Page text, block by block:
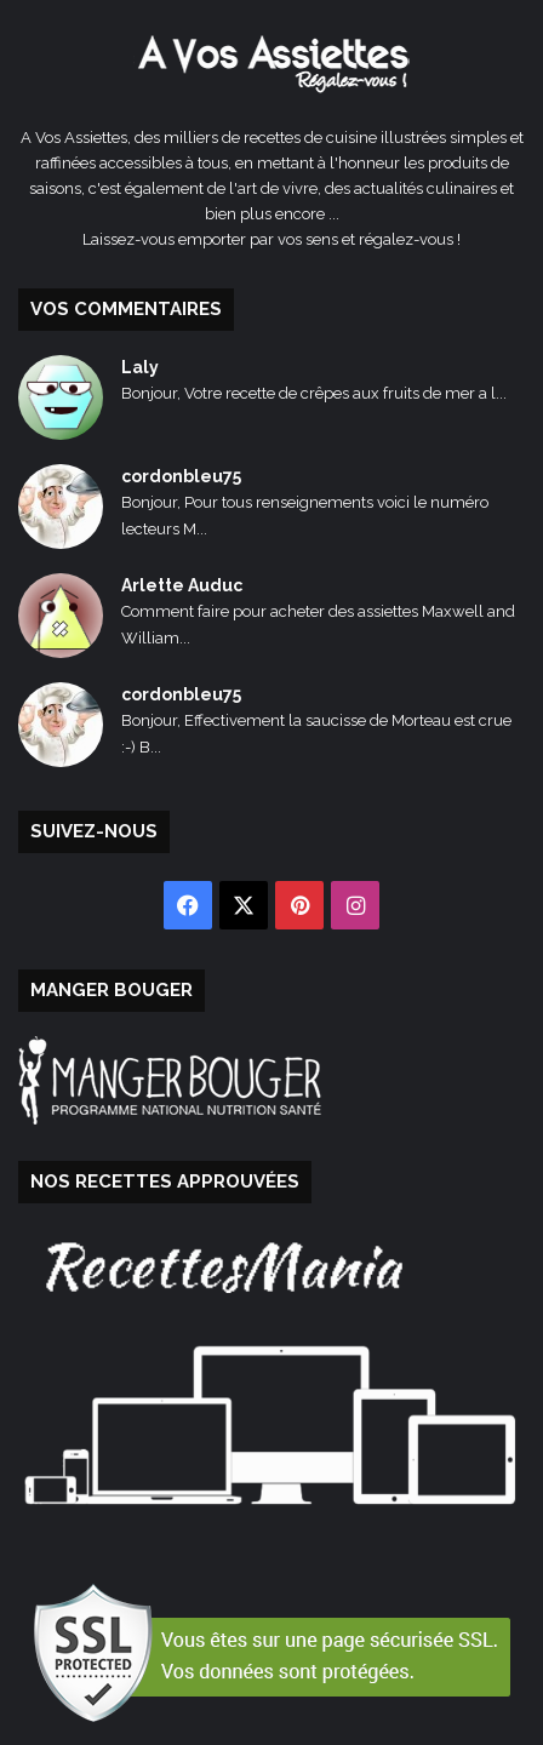
A Vos Assiettes, des milliers de recettes de cuisine illustrées simples et
raffinées accessibles à tous, en mettant à l'honneur les produits de
saisons, c'est également de l'art de vivre, des actualités culinaires et
bien plus encore ...
Laissez-vous emporter par vos sens et régalez-vous !
VOS COMMENTAIRES
Laly
Bonjour, Votre recette de crêpes aux fruits de mer a l...
cordonbleu75
Bonjour, Pour tous renseignements voici le numéro
lecteurs M...
Arlette Auduc
Comment faire pour acheter des assiettes Maxwell and
William...
cordonbleu75
Bonjour, Effectivement la saucisse de Morteau est crue
:-) B...
SUIVEZ-NOUS
Facebook PinterestInstagram
MANGER BOUGER
NOS RECETTES APPROUVÉES